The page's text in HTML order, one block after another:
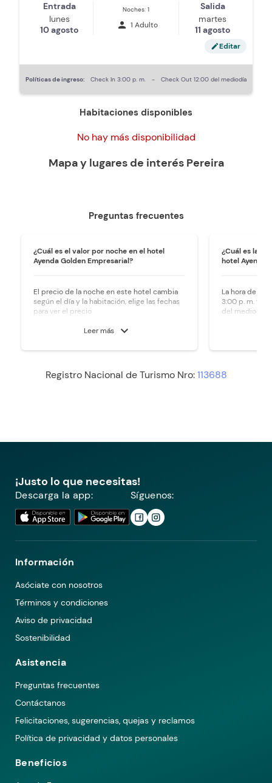
Entrada
lunes
10 agosto
Noches: 1
person 1 Adulto
Salida
martes
11 agosto
editEditar
Políticas de ingreso: Check In 3:00 p. m. - Check Out 12:00 del mediodía
Habitaciones disponibles
No hay más disponibilidad
Mapa y lugares de interés Pereira
Preguntas frecuentes
¿Cuál es el valor por noche en el hotel
Ayenda Golden Empresarial?
El precio de la noche en este hotel cambia
según el día y la habitación, elige las fechas
para ver el precio
Leer más
expand_more
¿Cuál es la
hotel Ayenda
La hora de
3:00 p. m. y la
del mediodía.
Registro Nacional de Turismo Nro: 113688
¡Justo lo que necesitas!
Descarga la app: Síguenos:
Información
Asóciate con nosotros
Términos y condiciones
Aviso de privacidad
Sostenibilidad
Asistencia
Preguntas frecuentes
Contáctanos
Felicitaciones, sugerencias, quejas y reclamos
Política de privacidad y datos personales
Beneficios